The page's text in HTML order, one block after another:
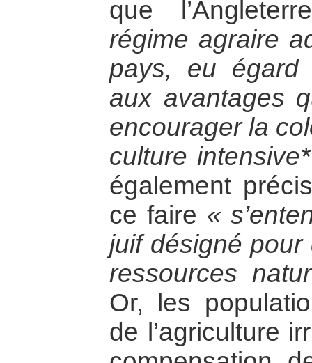
que
régime agraire
pays, eu égard
aux avantages
encourager la
culture
également
ce faire «
juif désigné
ressources
Or, les
de l’agriculture